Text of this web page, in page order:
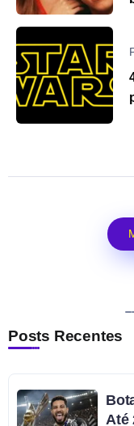
Posts Recentes
Até